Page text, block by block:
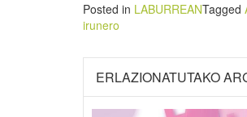
Posted in LABURREANTagged
irunero
ERLAZIONATUTAKO